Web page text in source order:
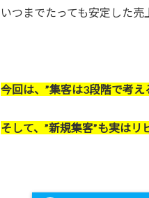
いつまでたっても安定した売
今回は、”集客は3段階で考え
そして、”新規集客”も実はリ